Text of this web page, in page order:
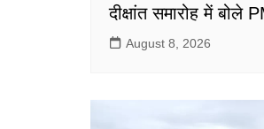
दीक्षांत समारोह में बोले
August 8, 2026